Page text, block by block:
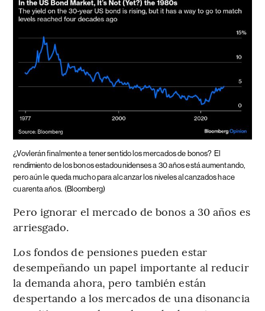
¿Vovlerán finalmente a tener sentido los mercados de bonos? El
rendimiento de los bonos estadounidenses a 30 años está aumentando,
pero aún le queda mucho para alcanzar los niveles alcanzados hace
cuarenta años. (Bloomberg)
Pero ignorar el mercado de bonos a 30 años es
arriesgado.
Los fondos de pensiones pueden estar
desempeñando un papel importante al reducir
la demanda ahora, pero también están
despertando a los mercados de una disonancia